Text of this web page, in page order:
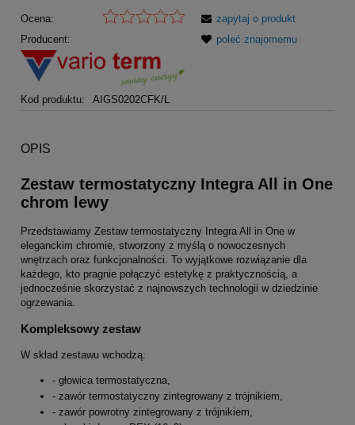
Ocena:
Producent:
Kod produktu: AIGS0202CFK/L
zapytaj o produkt
poleć znajomemu
OPIS
Zestaw termostatyczny Integra All in One
chrom lewy
Przedstawiamy Zestaw termostatyczny Integra All in One w
eleganckim chromie, stworzony z myślą o nowoczesnych
wnętrzach oraz funkcjonalności. To wyjątkowe rozwiązanie dla
każdego, kto pragnie połączyć estetykę z praktycznością, a
jednocześnie skorzystać z najnowszych technologii w dziedzinie
ogrzewania.
Kompleksowy zestaw
W skład zestawu wchodzą:
- głowica termostatyczna,
- zawór termostatyczny zintegrowany z trójnikiem,
- zawór powrotny zintegrowany z trójnikiem,